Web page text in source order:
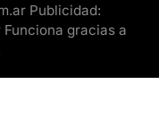
Publicidad:
gracias a